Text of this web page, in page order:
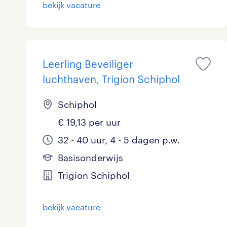
bekijk vacature
Leerling Beveiliger
luchthaven, Trigion Schiphol
Schiphol
€ 19,13 per uur
32 - 40 uur, 4 - 5 dagen p.w.
Basisonderwijs
Trigion Schiphol
bekijk vacature